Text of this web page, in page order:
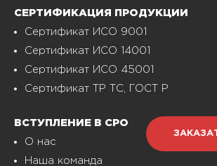
СЕРТИФИКАЦИЯ ПРОДУКЦИИ
Сертификат ИСО 9001
Сертификат ИСО 14001
Сертификат ИСО 45001
Сертификат ТР ТС, ГОСТ Р
ВСТУПЛЕНИЕ В СРО
О нас
Наша команда